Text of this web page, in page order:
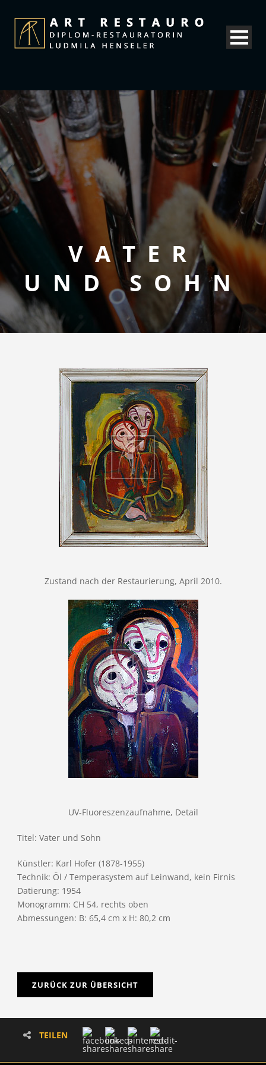
VATER
UND SOHN
Zustand nach der Restaurierung, April 2010.
UV-Fluoreszenzaufnahme, Detail
Titel: Vater und Sohn
Künstler: Karl Hofer (1878-1955)
Technik: Öl / Temperasystem auf Leinwand, kein Firnis
Datierung: 1954
Monogramm: CH 54, rechts oben
Abmessungen: B: 65,4 cm x H: 80,2 cm
ZURÜCK ZUR ÜBERSICHT
TEILEN